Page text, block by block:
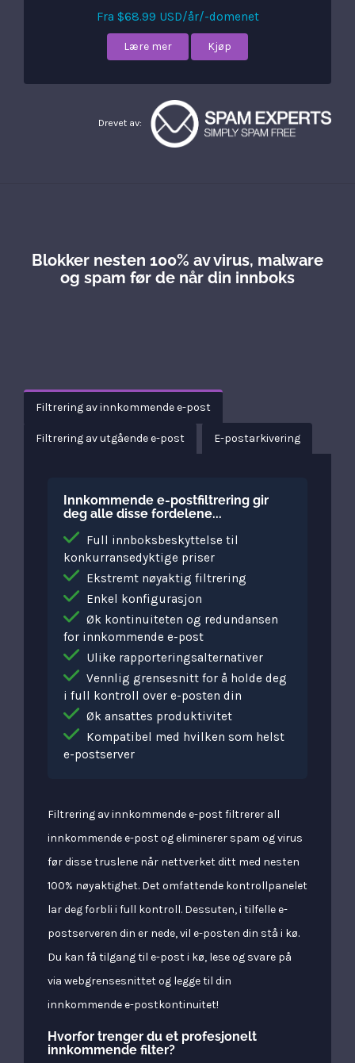
Fra $68.99 USD/år/-domenet
Lære mer Kjøp
Drevet av:
Blokker nesten 100% av virus, malware
og spam før de når din innboks
Filtrering av innkommende e-post
Filtrering av utgående e-post E-postarkivering
Innkommende e-postfiltrering gir
deg alle disse fordelene...
Full innboksbeskyttelse til
konkurransedyktige priser
Ekstremt nøyaktig filtrering
Enkel konfigurasjon
Øk kontinuiteten og redundansen
for innkommende e-post
Ulike rapporteringsalternativer
Vennlig grensesnitt for å holde deg
i full kontroll over e-posten din
Øk ansattes produktivitet
Kompatibel med hvilken som helst
e-postserver
Filtrering av innkommende e-post filtrerer all
innkommende e-post og eliminerer spam og virus
før disse truslene når nettverket ditt med nesten
100% nøyaktighet. Det omfattende kontrollpanelet
lar deg forbli i full kontroll. Dessuten, i tilfelle e-
postserveren din er nede, vil e-posten din stå i kø.
Du kan få tilgang til e-post i kø, lese og svare på
via webgrensesnittet og legge til din
innkommende e-postkontinuitet!
Hvorfor trenger du et profesjonelt
innkommende filter?